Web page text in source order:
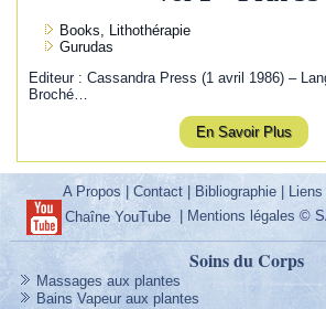
Books, Lithothérapie
Gurudas
Editeur : Cassandra Press (1 avril 1986) –
Broché…
En Savoir Plus
A Propos |Contact | Bibliographie |
Chaîne YouTube| Mentions légales ©
Soins du Corps
Massages aux plantes
Bains Vapeur aux plantes